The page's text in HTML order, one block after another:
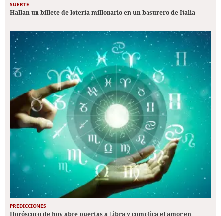
SUERTE
Hallan un billete de lotería millonario en un basurero de Italia
PREDICCIONES
Horóscopo de hoy abre puertas a Libra y complica el amor en